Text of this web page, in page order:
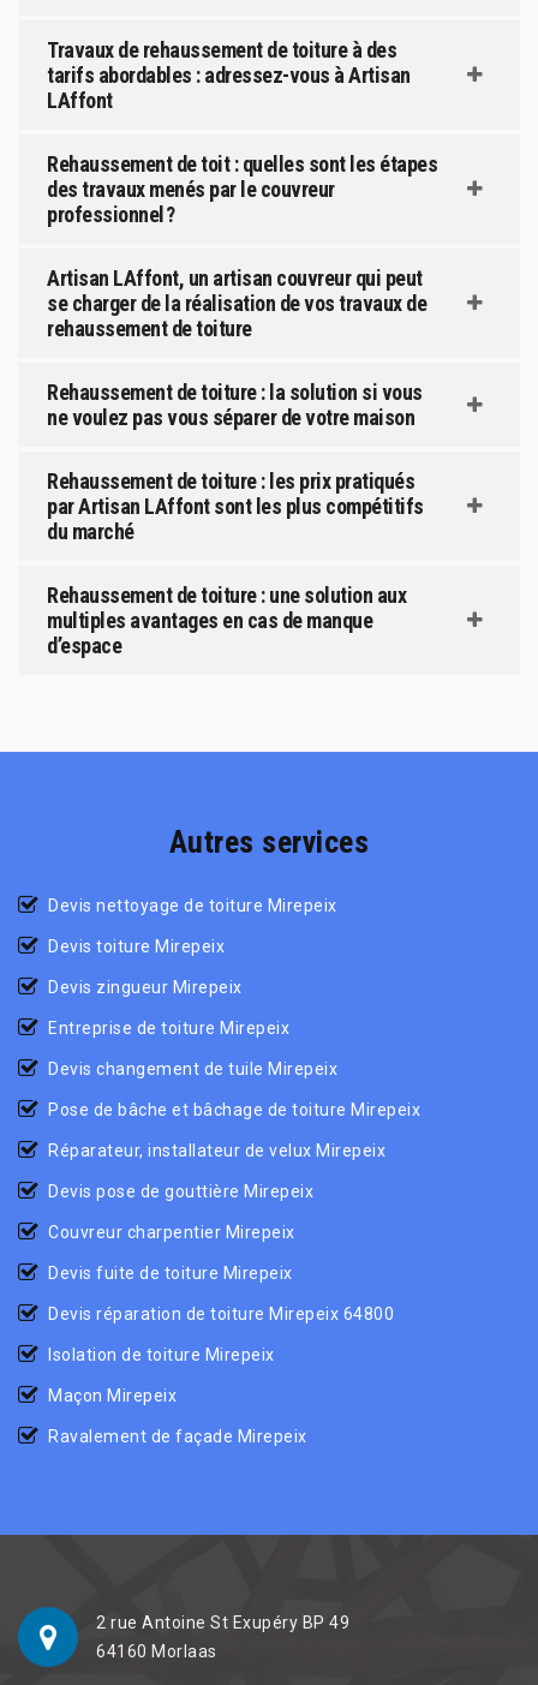
Travaux de rehaussement de toiture à des
tarifs abordables : adressez-vous à Artisan
LAffont
Rehaussement de toit : quelles sont les étapes
des travaux menés par le couvreur
professionnel ?
Artisan LAffont, un artisan couvreur qui peut
se charger de la réalisation de vos travaux de
rehaussement de toiture
Rehaussement de toiture : la solution si vous
ne voulez pas vous séparer de votre maison
Rehaussement de toiture : les prix pratiqués
par Artisan LAffont sont les plus compétitifs
du marché
Rehaussement de toiture : une solution aux
multiples avantages en cas de manque
d’espace
Autres services
Devis nettoyage de toiture Mirepeix
Devis toiture Mirepeix
Devis zingueur Mirepeix
Entreprise de toiture Mirepeix
Devis changement de tuile Mirepeix
Pose de bâche et bâchage de toiture Mirepeix
Réparateur, installateur de velux Mirepeix
Devis pose de gouttière Mirepeix
Couvreur charpentier Mirepeix
Devis fuite de toiture Mirepeix
Devis réparation de toiture Mirepeix 64800
Isolation de toiture Mirepeix
Maçon Mirepeix
Ravalement de façade Mirepeix
2 rue Antoine St Exupéry BP 49
64160 Morlaas